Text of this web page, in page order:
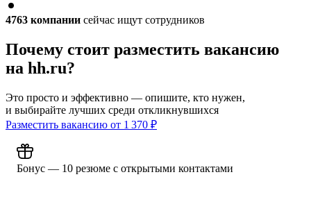
4763 компании сейчас ищут сотрудников
Почему стоит разместить вакансию
на hh.ru?
Это просто и эффективно — опишите, кто нужен,
и выбирайте лучших среди откликнувшихся
Разместить вакансию от 1 370 ₽
Бонус — 10 резюме с открытыми контактами